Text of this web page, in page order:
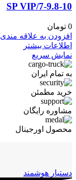
7-9.8-10/SP VIP
0 تومان
افزودن به علاقه مندی
اطلاعات بیشتر
نمایش سریع
به تمام ایران
خرید مطمئن
مشاوره رایگان
محصول اورجینال
دستیار هوشمند